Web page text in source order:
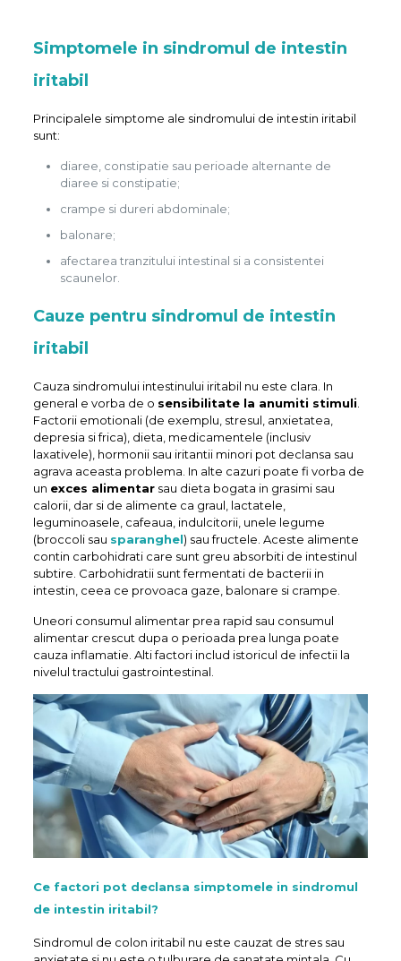
Simptomele in sindromul de intestin
iritabil
Principalele simptome ale sindromului de intestin iritabil
sunt:
diaree, constipatie sau perioade alternante de
diaree si constipatie;
crampe si dureri abdominale;
balonare;
afectarea tranzitului intestinal si a consistentei
scaunelor.
Cauze pentru sindromul de intestin
iritabil
Cauza sindromului intestinului iritabil nu este clara. In
general e vorba de o sensibilitate la anumiti stimuli
Factorii emotionali (de exemplu, stresul, anxietatea,
depresia si frica), dieta, medicamentele (inclusiv
laxativele), hormonii sau iritantii minori pot declansa sau
agrava aceasta problema. In alte cazuri poate fi vorba de
un exces alimentarsau dieta bogata in grasimi sau
calorii, dar si de alimente ca graul, lactatele,
leguminoasele, cafeaua, indulcitorii, unele legume
(broccoli sau sparanghel) sau fructele. Aceste alimente
contin carbohidrati care sunt greu absorbiti de intestinul
subtire. Carbohidratii sunt fermentati de bacterii in
intestin, ceea ce provoaca gaze, balonare si crampe.
Uneori consumul alimentar prea rapid sau consumul
alimentar crescut dupa o perioada prea lunga poate
cauza inflamatie. Alti factori includ istoricul de infectii la
nivelul tractului gastrointestinal.
Ce factori pot declansa simptomele in sindromul
de intestin iritabil?
Sindromul de colon iritabil nu este cauzat de stres sau